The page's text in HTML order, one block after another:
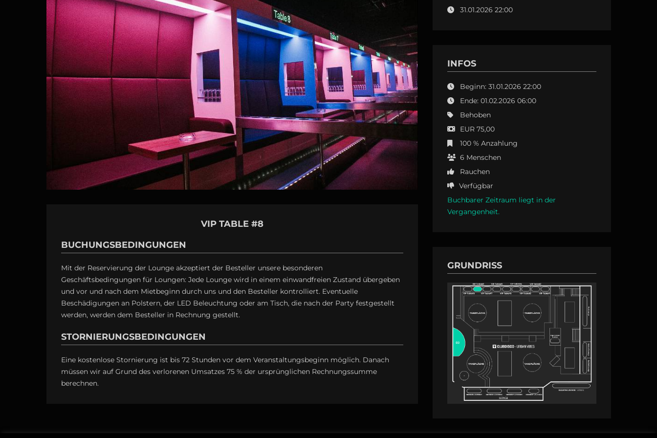
VIP TABLE #8
BUCHUNGSBEDINGUNGEN
Mit der Reservierung der Lounge akzeptiert der Besteller unsere besonderen
Geschäftsbedingungen für Loungen: Jede Lounge wird in einem einwandfreien Zustand übergeben
und vor und nach dem Mietbeginn durch uns und den Besteller kontrolliert. Eventuelle
Beschädigungen an Polstern, der LED Beleuchtung oder am Tisch, die nach der Party festgestellt
werden, werden dem Besteller in Rechnung gestellt.
STORNIERUNGSBEDINGUNGEN
Eine kostenlose Stornierung ist bis 72 Stunden vor dem Veranstaltungsbeginn möglich. Danach
müssen wir auf Grund des verlorenen Umsatzes 75 % der ursprünglichen Rechnungssumme
berechnen.
31.01.2026 22:00
INFOS
Beginn: 31.01.2026 22:00
Ende: 01.02.2026 06:00
Behoben
EUR 75,00
100 % Anzahlung
6 Menschen
Rauchen
Verfügbar
Buchbarer Zeitraum liegt in der
Vergangenheit.
GRUNDRISS